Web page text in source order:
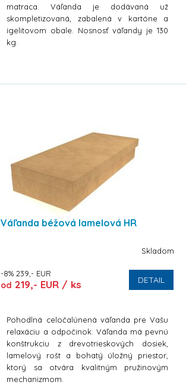
matraca. Váľanda je dodávaná už
skompletizovaná, zabalená v kartóne a
igelitovom obale. Nosnosť váľandy je 130
kg.
Váľanda béžová lamelová HR
Skladom
-8% 239,- EUR
od 219,- EUR / ks DETAIL
Pohodlná celočalúnená váľanda pre Vašu
relaxáciu a odpočinok. Váľanda má pevnú
konštrukciu z drevotrieskových dosiek,
lamelový rošt a bohatý úložný priestor,
ktorý sa otvára kvalitným pružinovým
mechanizmom.